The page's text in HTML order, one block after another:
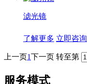
滤光镜
了解更多 立即咨询
上一页1下一页 转至第
服务模式